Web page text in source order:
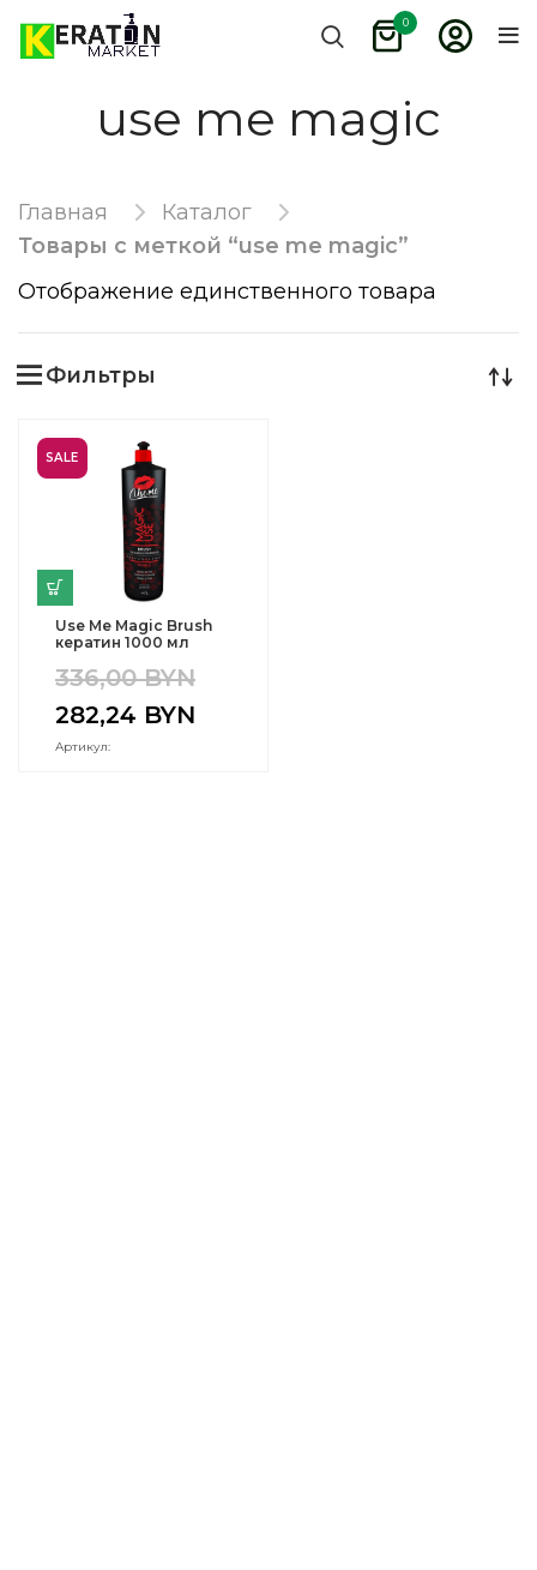
0
use me magic
Главная
Каталог
Товары с меткой “use me magic”
Отображение единственного товара
Фильтры
SALE
Use Me Magic Brush
кератин 1000 мл
336,00BYN
282,24 BYN
Артикул: